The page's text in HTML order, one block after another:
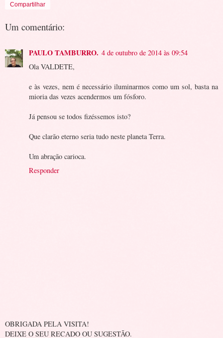
Compartilhar
Um comentário:
PAULO TAMBURRO. 4 de outubro de 2014 às 09:54
Ola VALDETE,
e às vezes, nem é necessário iluminarmos como um sol, basta na
mioria das vezes acendermos um fósforo.
Já pensou se todos fizéssemos isto?
Que clarão eterno seria tudo neste planeta Terra.
Um abração carioca.
Responder
OBRIGADA PELA VISITA!
DEIXE O SEU RECADO OU SUGESTÃO.